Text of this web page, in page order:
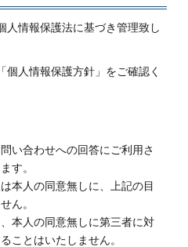
人情報保護法に基づき管理致し
個人情報保護方針」をご確認く
い合わせへの回答にご利用さ
す。
本人の同意無しに、上記の目
ん。
本人の同意無しに第三者に対
ことはいたしません。